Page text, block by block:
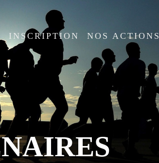
INSCRIPTION NOS ACTIONS